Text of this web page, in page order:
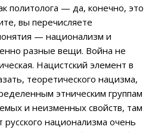
политолога — да, конечно, это
вы перечисляете
— национализм и
разные вещи. Война не
Нацистский элемент в
теоретического нацизма,
этническим группам
и неизменных свойств, там
русского национализма очень